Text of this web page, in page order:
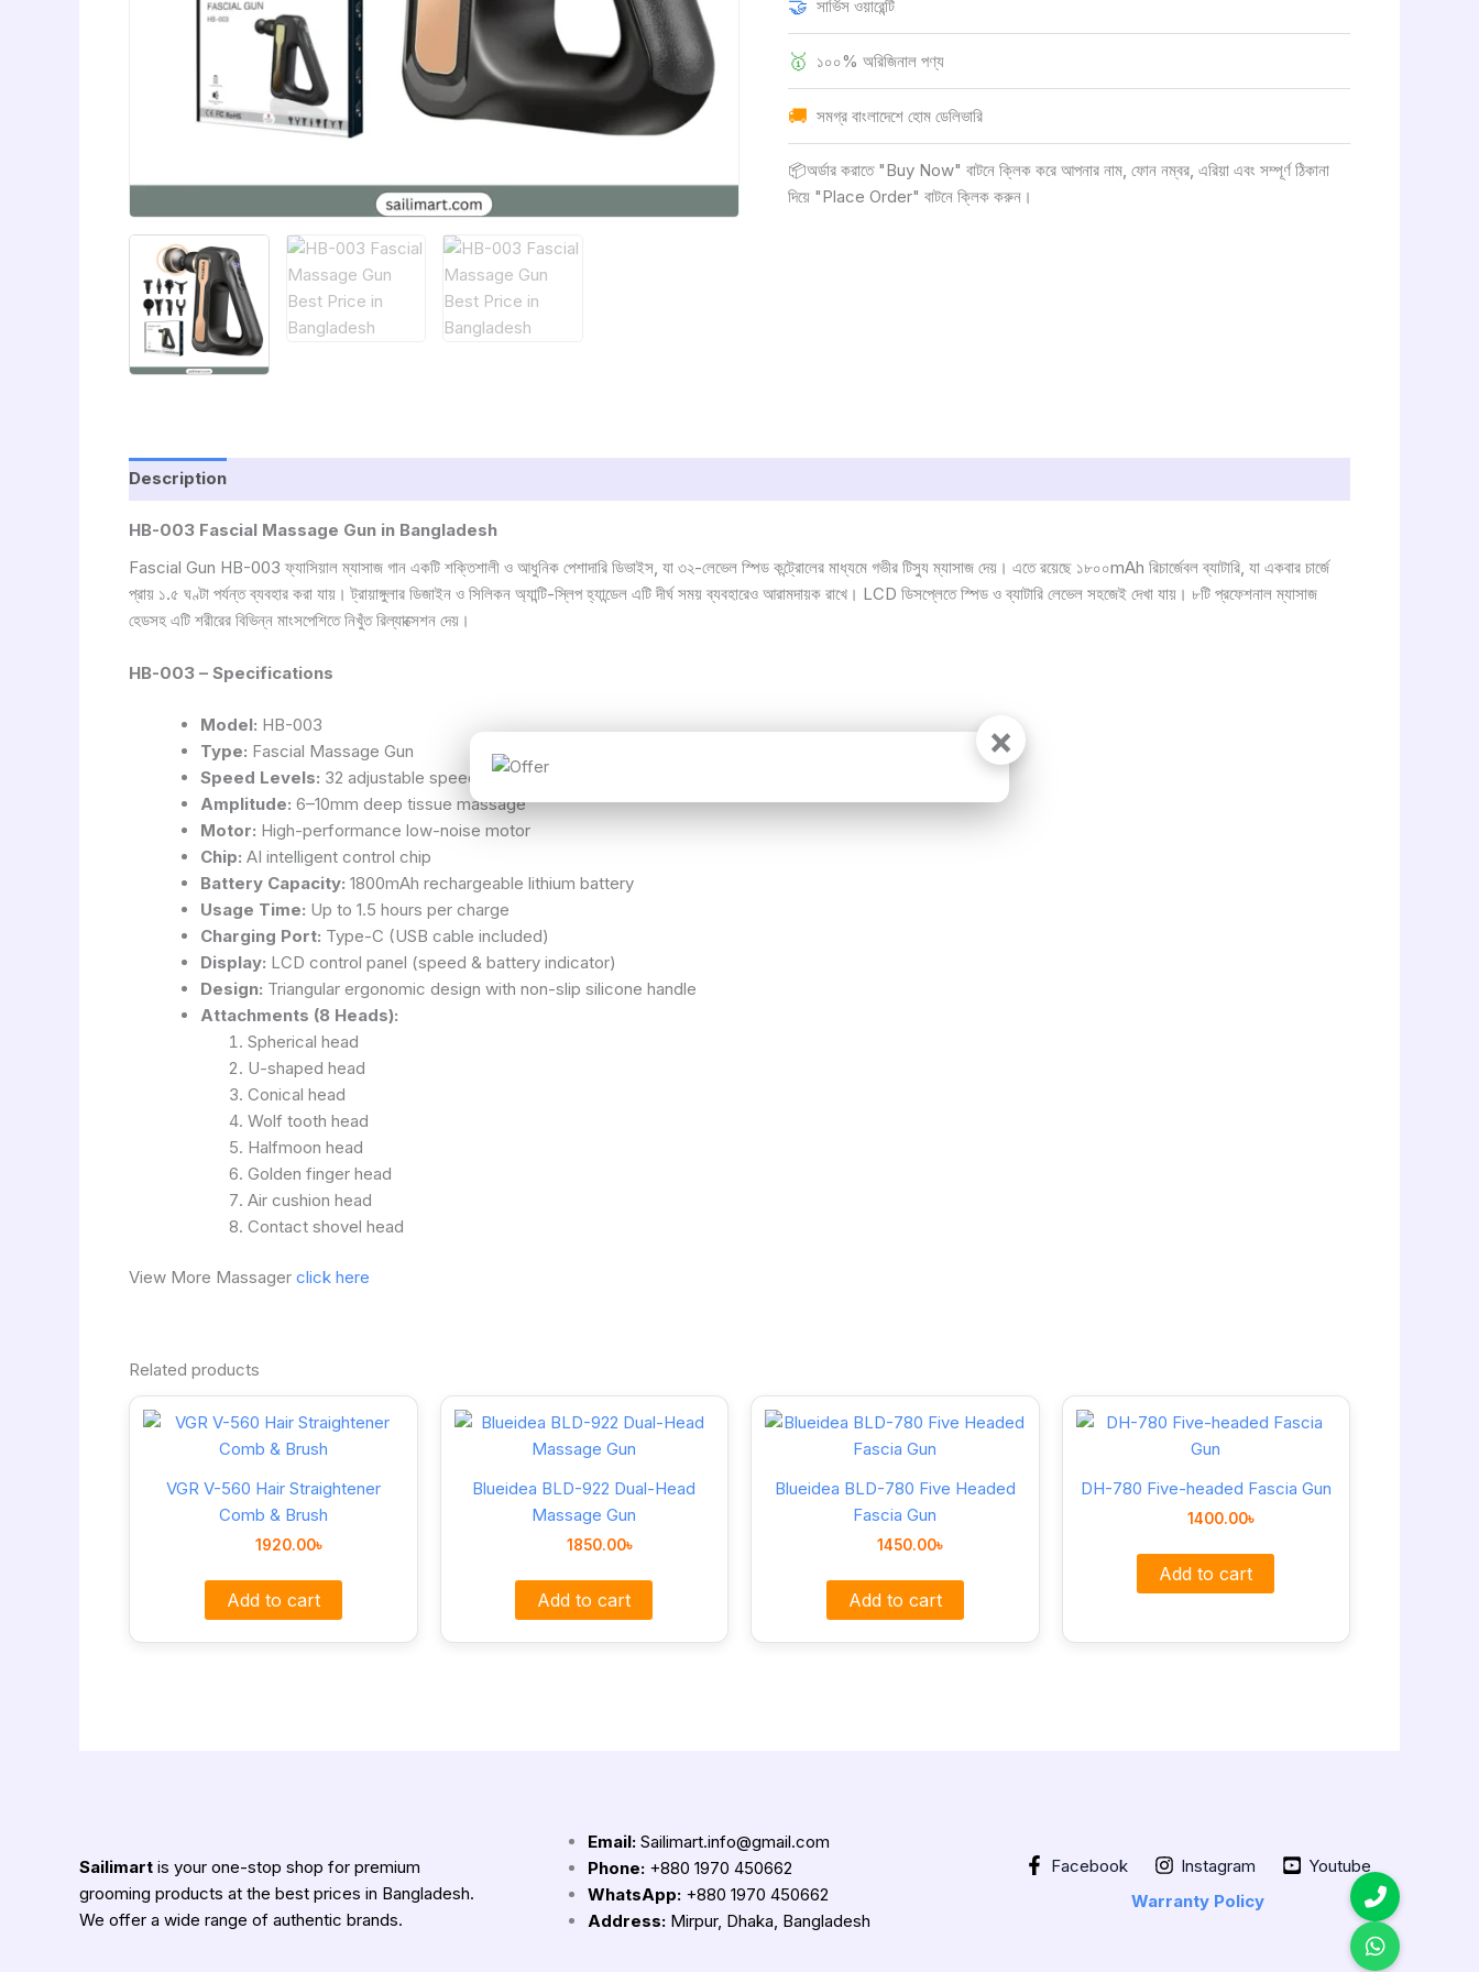
🤝 সার্ভিস ওয়ারেন্টি
🥇 ১০০% অরিজিনাল পণ্য
🚚 সমগ্র বাংলাদেশে হোম ডেলিভারি
📦অর্ডার করাতে "Buy Now" বাটনে ক্লিক করে আপনার নাম, ফোন নম্বর, এরিয়া এবং সম্পূর্ণ ঠিকানা
দিয়ে "Place Order" বাটনে ক্লিক করুন।
Description
HB-003 Fascial Massage Gun in Bangladesh
Fascial Gun HB-003 ফ্যাসিয়াল ম্যাসাজ গান একটি শক্তিশালী ও আধুনিক পেশাদারি ডিভাইস, যা ৩২-লেভেল স্পিড কন্ট্রোলের মাধ্যমে গভীর টিস্যু ম্যাসাজ দেয়। এতে রয়েছে ১৮০০mAh রিচার্জেবল ব্যাটারি, যা একবার চার্জে
প্রায় ১.৫ ঘণ্টা পর্যন্ত ব্যবহার করা যায়। ট্রায়াঙ্গুলার ডিজাইন ও সিলিকন অ্যান্টি-স্লিপ হ্যান্ডেল এটি দীর্ঘ সময় ব্যবহারেও আরামদায়ক রাখে। LCD ডিসপ্লেতে স্পিড ও ব্যাটারি লেভেল সহজেই দেখা যায়। ৮টি প্রফেশনাল ম্যাসাজ
হেডসহ এটি শরীরের বিভিন্ন মাংসপেশিতে নিখুঁত রিল্যাক্সেশন দেয়।
HB-003 – Specifications
Model: HB-003
Type: Fascial Massage Gun
Speed Levels: 32 adjustable speeds (1,800–3,200 rpm)
Amplitude: 6–10mm deep tissue massage
Motor: High-performance low-noise motor
Chip: AI intelligent control chip
Battery Capacity: 1800mAh rechargeable lithium battery
Usage Time: Up to 1.5 hours per charge
Charging Port: Type-C (USB cable included)
Display: LCD control panel (speed & battery indicator)
Design: Triangular ergonomic design with non-slip silicone handle
Attachments (8 Heads):
Spherical head
U-shaped head
Conical head
Wolf tooth head
Halfmoon head
Golden finger head
Air cushion head
Contact shovel head
View More Massager click here
Related products
VGR V-560 Hair Straightener
Comb & Brush
1920.00৳
Add to cart
Blueidea BLD-922 Dual-Head
Massage Gun
1850.00৳
Add to cart
Blueidea BLD-780 Five Headed
Fascia Gun
1450.00৳
Add to cart
DH-780 Five-headed Fascia Gun
1400.00৳
Add to cart
Sailimart is your one-stop shop for premium
grooming products at the best prices in Bangladesh.
We offer a wide range of authentic brands.
Email:Sailimart.info@gmail.com
Phone:+880 1970 450662
WhatsApp:+880 1970 450662
Address:Mirpur, Dhaka, Bangladesh
Facebook Instagram
Youtube
Warranty Policy
×